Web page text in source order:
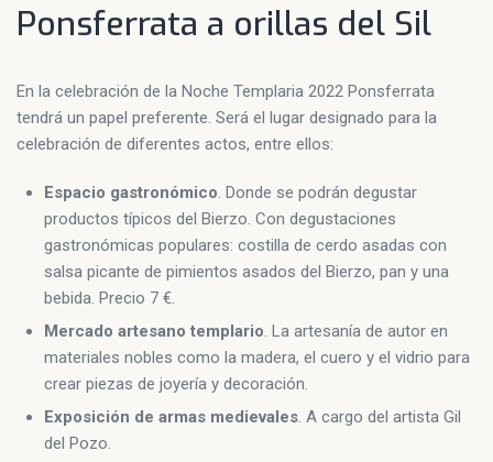
Ponsferrata a orillas del Sil
En la celebración de la Noche Templaria 2022 Ponsferrata
tendrá un papel preferente. Será el lugar designado para la
celebración de diferentes actos, entre ellos:
Espacio gastronómico. Donde se podrán degustar
productos típicos del Bierzo. Con degustaciones
gastronómicas populares: costilla de cerdo asadas con
salsa picante de pimientos asados del Bierzo, pan y una
bebida. Precio 7 €.
Mercado artesano templario. La artesanía de autor en
materiales nobles como la madera, el cuero y el vidrio para
crear piezas de joyería y decoración.
Exposición de armas medievales. A cargo del artista Gil
del Pozo.